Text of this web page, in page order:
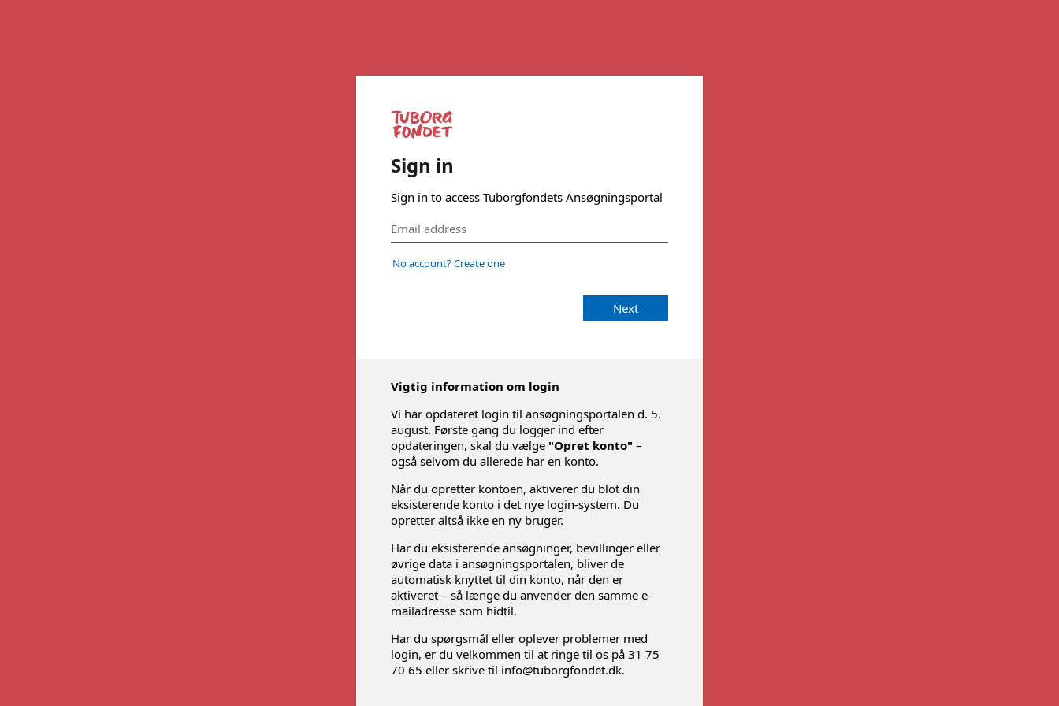
Sign in
Sign in to access Tuborgfondets Ansøgningsportal
No account? Create one
Next
Vigtig information om login
Vi har opdateret login til ansøgningsportalen d. 5.
august. Første gang du logger ind efter
opdateringen, skal du vælge "Opret konto" –
også selvom du allerede har en konto.
Når du opretter kontoen, aktiverer du blot din
eksisterende konto i det nye login-system. Du
opretter altså ikke en ny bruger.
Har du eksisterende ansøgninger, bevillinger eller
øvrige data i ansøgningsportalen, bliver de
automatisk knyttet til din konto, når den er
aktiveret – så længe du anvender den samme e-
mailadresse som hidtil.
Har du spørgsmål eller oplever problemer med
login, er du velkommen til at ringe til os på 31 75
70 65 eller skrive til info@tuborgfondet.dk.